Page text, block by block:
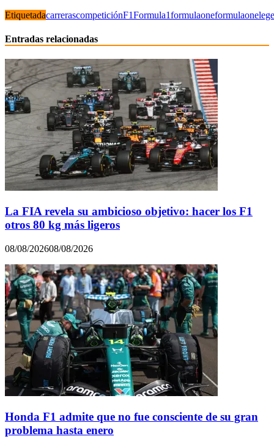
EtiquetadacarrerascompeticiónF1Formula1formulaone
Entradas relacionadas
La FIA revela su ambicioso objetivo: hacer los F1
otros 80 kg más ligeros
08/08/202608/08/2026
Honda F1 admite que no fue consciente de su gran
problema hasta enero